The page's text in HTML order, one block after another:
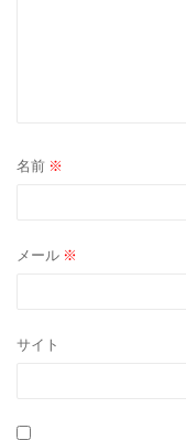
名前 ※
メール ※
サイト